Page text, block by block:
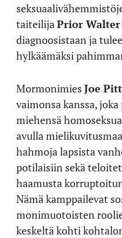
taiteilijaPrior Walter
diagnoosistaan ja
hylkäämäksi
Mormonimies Joe Pitt
vaimonsa kanssa,
miehensä
avulla
hahmoja lapsista
potilaisiin sekä
haamusta
Nämä kamppailevat
monimuotoisten
keskeltä kohti